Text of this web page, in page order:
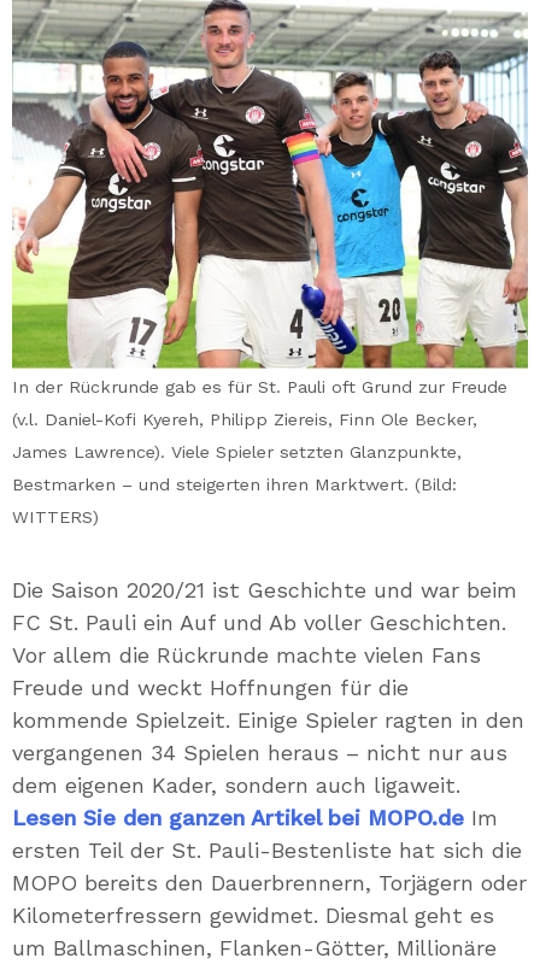
In der Rückrunde gab es für St. Pauli oft Grund zur Freude
(v.l. Daniel-Kofi Kyereh, Philipp Ziereis, Finn Ole Becker,
James Lawrence). Viele Spieler setzten Glanzpunkte,
Bestmarken – und steigerten ihren Marktwert. (Bild:
WITTERS)
Die Saison 2020/21 ist Geschichte und war beim
FC St. Pauli ein Auf und Ab voller Geschichten.
Vor allem die Rückrunde machte vielen Fans
Freude und weckt Hoffnungen für die
kommende Spielzeit. Einige Spieler ragten in den
vergangenen 34 Spielen heraus – nicht nur aus
dem eigenen Kader, sondern auch ligaweit.
Lesen Sie den ganzen Artikel bei MOPO.de Im
ersten Teil der St. Pauli-Bestenliste hat sich die
MOPO bereits den Dauerbrennern, Torjägern oder
Kilometerfressern gewidmet. Diesmal geht es
um Ballmaschinen, Flanken-Götter, Millionäre